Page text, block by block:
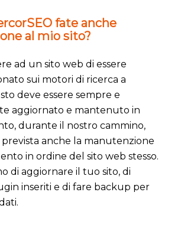
fate anche
al mio sito?
ad un sito web di essere
sui motori di ricerca a
deve essere sempre e
aggiornato e mantenuto in
durante il nostro cammino,
prevista anche la manutenzione
in ordine del sito web stesso.
di aggiornare il tuo sito, di
inseriti e di fare backup per